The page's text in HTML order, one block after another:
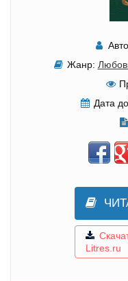
Жанр:
Дата
Litres.ru